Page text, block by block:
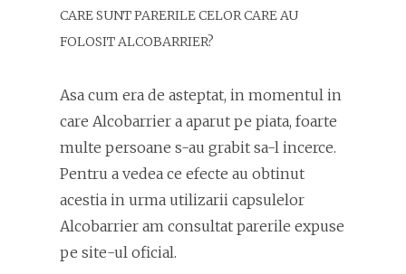
CARE SUNT PARERILE CELOR CARE AU
FOLOSIT ALCOBARRIER?
Asa cum era de asteptat, in momentul in
care Alcobarrier a aparut pe piata, foarte
multe persoane s-au grabit sa-l incerce.
Pentru a vedea ce efecte au obtinut
acestia in urma utilizarii capsulelor
Alcobarrier am consultat parerile expuse
pe site-ul oficial.